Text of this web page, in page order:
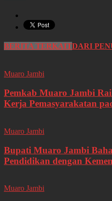
BERITA TERKAITDARI
Muaro Jambi
Pemkab Muaro Jambi
Kerja Pemasyarakatan
Muaro Jambi
Bupati Muaro Jambi
Pendidikan dengan
Muaro Jambi